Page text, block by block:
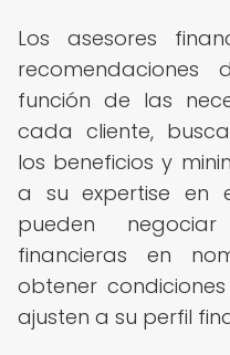
Los asesores
recomendaciones
función de las
cada cliente,
los beneficios y
a su expertise en
pueden
financieras en
obtener
ajusten a su perfil